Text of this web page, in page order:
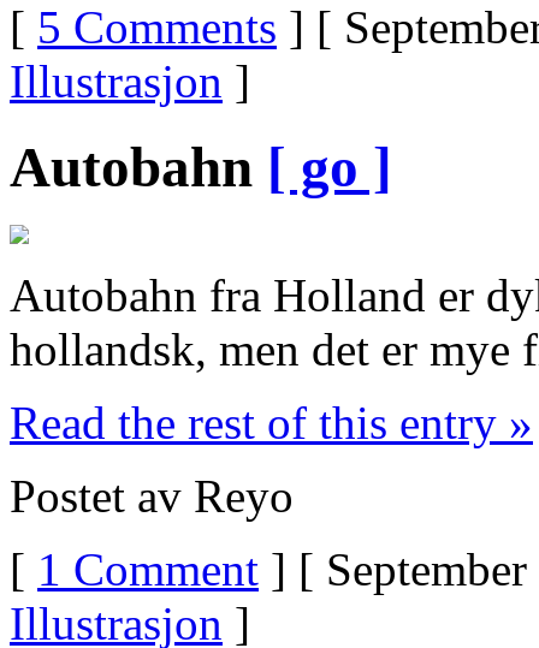
[ 5 Comments ] [
Illustrasjon ]
Autobahn [ go ]
Autobahn fra Holland er
hollandsk, men det er mye
Read the rest of this entry »
Postet av Reyo
[ 1 Comment ] [
Illustrasjon ]